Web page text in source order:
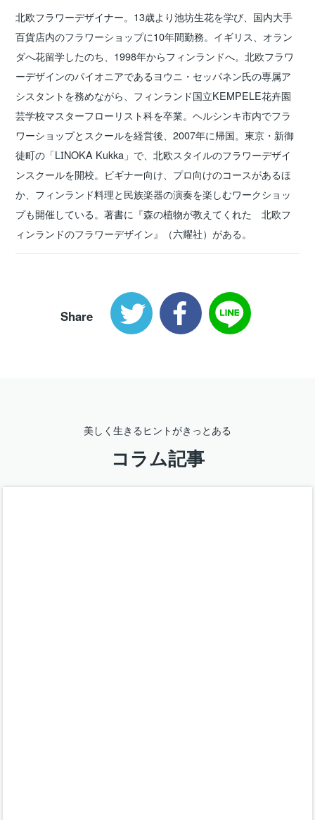
北欧フラワーデザイナー。13歳より池坊生花を学び、国内大手
百貨店内のフラワーショップに10年間勤務。イギリス、オラン
ダへ花留学したのち、1998年からフィンランドへ。北欧フラワ
ーデザインのパイオニアであるヨウニ・セッパネン氏の専属ア
シスタントを務めながら、フィンランド国立KEMPELE花卉園
芸学校マスターフローリスト科を卒業。ヘルシンキ市内でフラ
ワーショップとスクールを経営後、2007年に帰国。東京・新御
徒町の「LINOKA Kukka」で、北欧スタイルのフラワーデザイ
ンスクールを開校。ビギナー向け、プロ向けのコースがあるほ
か、フィンランド料理と民族楽器の演奏を楽しむワークショッ
プも開催している。著書に『森の植物が教えてくれた 北欧フ
ィンランドのフラワーデザイン』（六耀社）がある。
Share
美しく生きるヒントがきっとある
コラム記事